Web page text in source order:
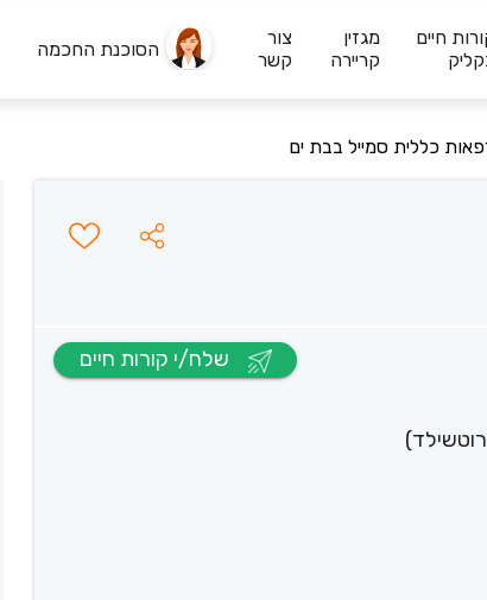
חיים
מגזין
קריירה
צור
קשר
הסוכנת החכמה
כללית סמייל בבת ים